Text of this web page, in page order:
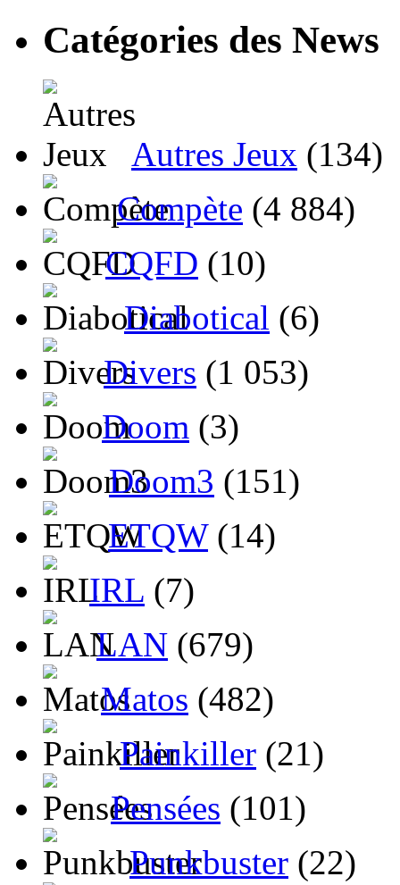
Catégories des News
Autres Jeux (134)
Compète (4 884)
CQFD (10)
Diabotical (6)
Divers (1 053)
Doom (3)
Doom3 (151)
ETQW(14)
IRL (7)
LAN (679)
Matos (482)
Painkiller (21)
Pensées (101)
Punkbuster (22)